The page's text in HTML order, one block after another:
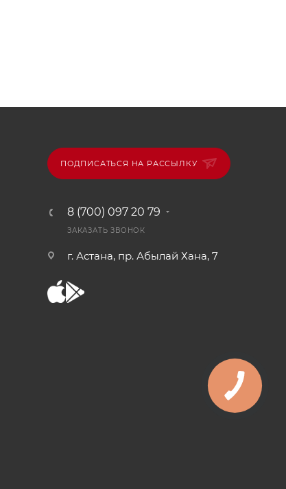
ПОДПИСАТЬСЯ НА РАССЫЛКУ
8 (700) 097 20 79
ЗАКАЗАТЬ ЗВОНОК
г. Астана, пр. Абылай Хана, 7